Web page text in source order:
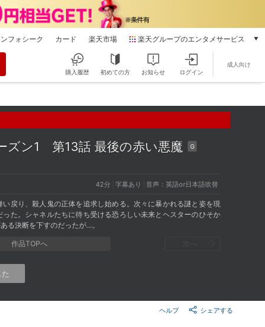
フォシーク カード 楽天市場 楽天グループのエンタメサービス
本/ゲーム/CD/DVD
電子書籍
雑誌読み放題
楽天マガジン
楽天ミュージック
動画配信
動画配信ガイド
Rakuten PLAY
購入履歴 初めての方 お知らせ ログイン
成人向け
ズン1 第13話 最後の赤い悪魔 G
42分 字幕あり 音声：英語or日本語吹替
戻り、殺人鬼の正体を追求し始める。次々に暴かれる謎と姿を現
た。シャネルたちに待ち受ける恐ろしい未来とヘスターのひそか
る決断を下すのだったが…。
作品TOPへ 次へ
シェアする
ヘルプ